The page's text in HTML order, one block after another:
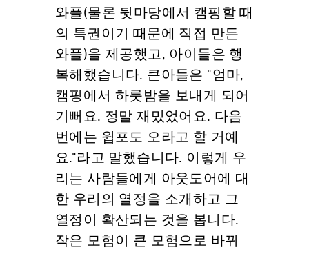
와플(물론 뒷마당에서 캠핑할 때
의 특권이기 때문에 직접 만든
와플)을 제공했고, 아이들은 행
복해했습니다. 큰아들은 "엄마,
캠핑에서 하룻밤을 보내게 되어
기뻐요. 정말 재밌었어요. 다음
번에는 윕포도 오라고 할 거예
요."라고 말했습니다. 이렇게 우
리는 사람들에게 아웃도어에 대
한 우리의 열정을 소개하고 그
열정이 확산되는 것을 봅니다.
작은 모험이 큰 모험으로 바뀌